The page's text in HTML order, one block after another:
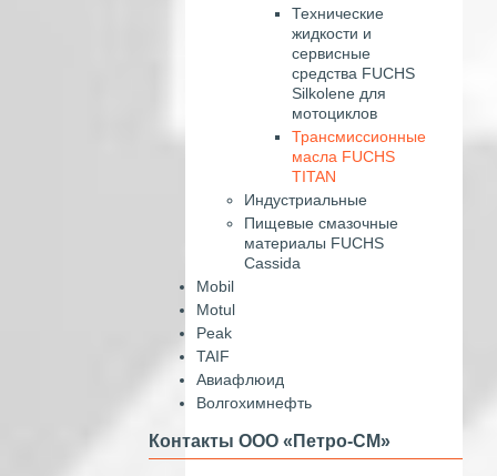
Технические
жидкости и
сервисные
средства FUCHS
Silkolene для
мотоциклов
Трансмиссионные
масла FUCHS
TITAN
Индустриальные
Пищевые смазочные
материалы FUCHS
Cassida
Mobil
Motul
Peak
TAIF
Авиафлюид
Волгохимнефть
Контакты ООО «Петро-СМ»